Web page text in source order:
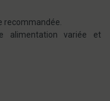
recommandée.
alimentation variée et